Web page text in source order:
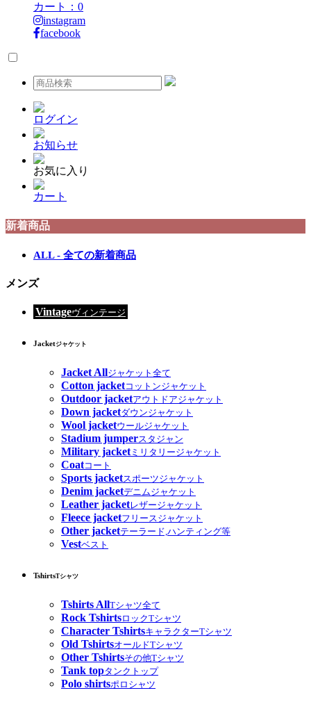
カート： 0
instagram
facebook
ログイン
お知らせ
お気に入り
カート
新着商品
ALL - 全ての新着商品
メンズ
Vintageヴィンテージ
Jacketジャケット
Jacket Allジャケット全て
Cotton jacketコットンジャケット
Outdoor jacketアウトドアジャケット
Down jacketダウンジャケット
Wool jacketウールジャケット
Stadium jumperスタジャン
Military jacketミリタリージャケット
Coatコート
Sports jacketスポーツジャケット
Denim jacketデニムジャケット
Leather jacketレザージャケット
Fleece jacketフリースジャケット
Other jacketテーラード,ハンティング等
Vestベスト
TshirtsTシャツ
Tshirts AllTシャツ全て
Rock TshirtsロックTシャツ
Character TshirtsキャラクターTシャツ
Old TshirtsオールドTシャツ
Other Tshirtsその他Tシャツ
Tank topタンクトップ
Polo shirtsポロシャツ